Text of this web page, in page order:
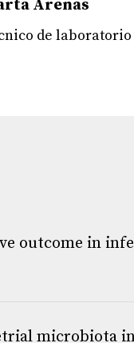
Arenas
de laboratorio
outcome in
microbiota